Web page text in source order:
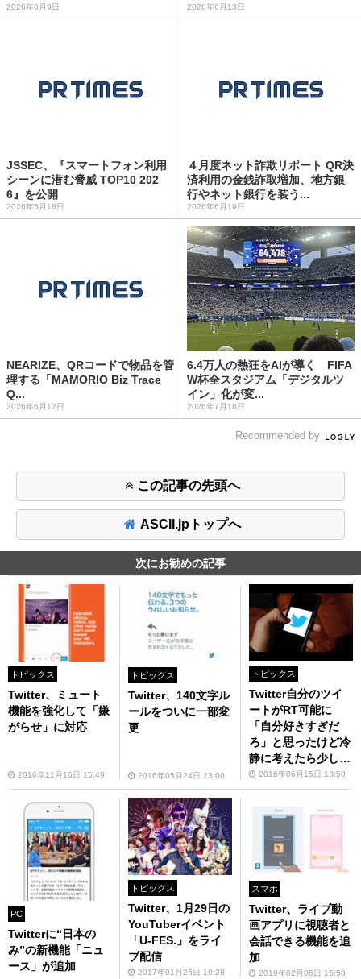
2026年6月9日 2026年6月13日
JSSEC、『スマートフォン利用
シーンに潜む脅威 TOP10 202
6』を公開
2026年5月18日
４月度ネット詐欺リポート QR決
済利用の金銭詐取増加、地方銀
行やネット銀行を装う...
2026年6月19日
NEARIZE、QRコードで物品を管
理する「MAMORIO Biz Trace
Q...
2026年6月12日
6.4万人の熱狂をAIが導く FIFA
W杯全スタジアム「デジタルツ
イン」化が変...
2026年7月18日
Recommended by
この記事の先頭へ
ASCII.jpトップへ
次にお勧めの記事
トピックス
Twitter、ミュート
機能を強化して「嫌
がらせ」に対応
2016年11月16日 15:49
トピックス
Twitter、140文字ル
ールをついに一部変
更
2016年05月24日 23:00
トピックス
Twitter自分のツイ
ートがRT可能に
「自分好きすぎだ
ろ」と思ったけど冷
静に考えたら少し違
った2016年06月15日 13:50
PC
Twitterに“日本の
み”の新機能「ニュ
ース」が追加
トピックス
Twitter、1月29日の
YouTuberイベント
「U-FES.」をライ
ブ配信
2017年01月26日 19:28
スマホ
Twitter、ライブ動
画アプリに視聴者と
会話できる機能を追
加
2019年02月05日 15:50